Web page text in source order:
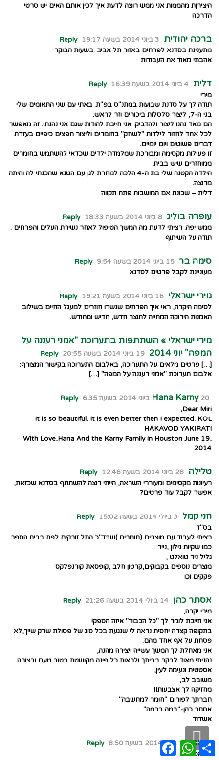
היצירןת מהממות אני ממש רוצה לדעת איך לכין אותם האים יש סרטי
הדרכה
ברכה יהודית 3 ביוני 2014 בשעה 19:17
Reply
מתענינת בסדנא לפרחים באזור תל אביב .בשעות הבוקר
אהבתי מאוד את העבודות
דלית 4 ביוני 2014 בשעה 16:39
Reply
מירי
תודה לך על סדנת שבועות במתנ"ס בפ"ת. באתי עם שני התאומים שלי
בני ה-7, ליצור סלסלות ביכורים וזר לראש.
הם מאד נהנו ליצור ולהדביק. אני חייבת להודות שגם אני נהנתי. זה מאפשר
לכל אחד לחזור לילדות "לשחק" בחומרים וליצור חפצים כיפיים בעזרת
דברים פשוטים ויום יומיים.
זו פעילות מקסימה ומבורכת שמלמדת ילדים שכדאי להשתמש בחומרים
ממוחזרים שיש בבית.
הילדה הקטנה שלי בת ה-4 הלכה למחרת לגן עם הטנא שהכנתי לה והיתה
מרוצה.
דלית – שכונת אם המושבות פתח תקווה
עופרה בוליג 8 ביוני 2014 בשעה 18:33
Reply
ממש יפה. רציתי לדעת מה המשך הטיפול לאחר נשירת העלים והפרחים .
תודה על השיתוף
סימה בר 15 ביוני 2014 בשעה 9:54
Reply
מעוניינת לקבל פרטים לסדנא
מירי ישראלי 16 ביוני 2014 בשעה 19:21
Reply
לסימה היקרה, ראי איך הפרחים שנשרו חוזרים למעגל החיים בשילוב
האמנות הירוקה המחייה לתוצר חדש, חדיש ומחודש.
מירי ישראלי » השתתפות בתערוכת "אמני רעננה על
המפה" יוני 2014
19 ביוני 2014 בשעה 20:55
Reply
[…] פרטים מלאים על התערוכה, באלבום התערוכה בקישור המצורף:
אלבום תערוכת "אמני רעננה על המפה" […]
Hana Karny 20 ביוני 2014 בשעה 6:35
Reply
Dear Miri,
It is so beautiful. It is even better then I expected. KOL
HAKAVOD YAKIRATI
With Love,Hana And the Karny Family in Houston June 19,
2014
טלילה 28 ביוני 2014 בשעה 12:46
Reply
רעיונות מקסימים ומעוררי השראה, הייתי רוצה להשתתף בסדנא שכזאת,
אפשר לקבל עוד פרטים?
חני קמל 3 ביולי 2014 בשעה 15:02
Reply
בס"ד
רציתי לעבוד עם מוצרים (חומרים )שבד"כ התל זורקים לפח בבית הספר
כמו שקיות נילון ,נייר
גליל ניר טואלט ,
מוצרים נוספים בקבוקים,קרטון חלב ,קופסאת קורנפלקס
פקקים וכו
אסתר כהן 14 ביולי 2014 בשעה 21:26
Reply
מירי יקרה,
אני חייבת לומר לך "כל הכבוד" איזה הספק!
בתקופה קצרה יחסית נראה לי שנגעת בכל סוג של פסולת שרק שייך,לא
פסחת על אף אחד מהם.
אני מאחלת לך המשך עשייה ויצירה מהנה,
נהניתי מאוד לבקר בביתך ולראות כל פינה מקושטת בטוב טעם ובצורה
אסטטית ונעימה לעין,
משובב לב,
מחזיקה לך אצבעות!!
חברתך לפורום "חומר למחשבה"
אסתר כהן-"במה ברמה"
אשדוד
תומר 16 ביולי 2014 בשעה 8:50
Reply
כל הכבוד
Facebook
WhatsAppShareגלילה
לראש